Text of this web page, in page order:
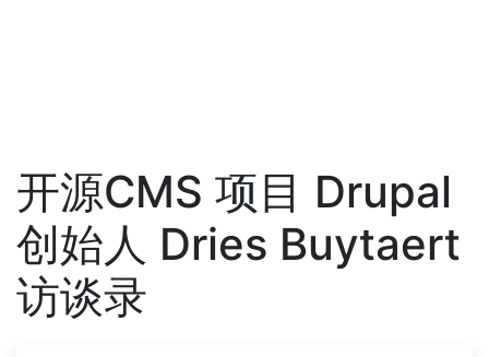
开源CMS 项目 Drupal
创始人 Dries Buytaert
访谈录